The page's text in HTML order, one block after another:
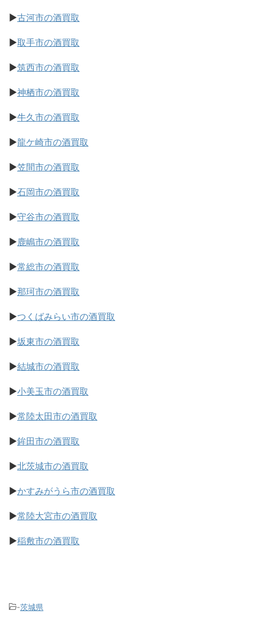
▶古河市の酒買取
▶取手市の酒買取
▶筑西市の酒買取
▶神栖市の酒買取
▶牛久市の酒買取
▶龍ケ崎市の酒買取
▶笠間市の酒買取
▶石岡市の酒買取
▶守谷市の酒買取
▶鹿嶋市の酒買取
▶常総市の酒買取
▶那珂市の酒買取
▶つくばみらい市の酒買取
▶坂東市の酒買取
▶結城市の酒買取
▶小美玉市の酒買取
▶常陸太田市の酒買取
▶鉾田市の酒買取
▶北茨城市の酒買取
▶かすみがうら市の酒買取
▶常陸大宮市の酒買取
▶稲敷市の酒買取
-茨城県